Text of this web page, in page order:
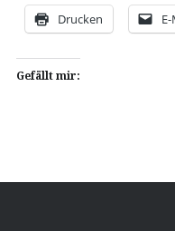
Drucken
Gefällt mir: